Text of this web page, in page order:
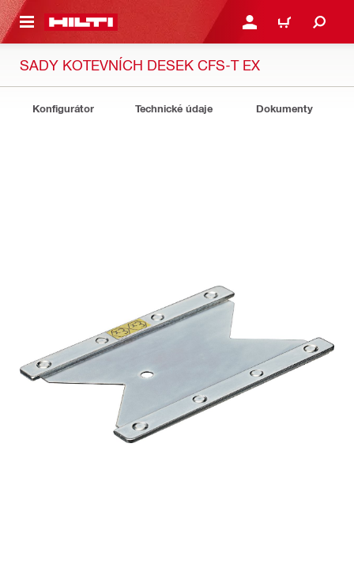
HLAVNÍ OBSAH PŘIHLÁSIT NEBO
KOŠÍK
SADY KOTEVNÍCH DESEK CFS-T EX
Konfigurátor Technické údaje Dokumenty